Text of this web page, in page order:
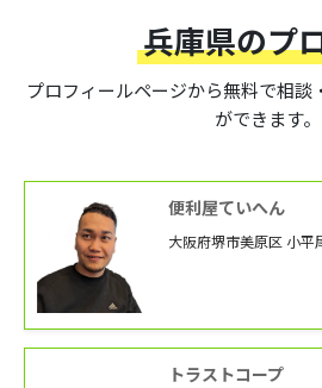
兵庫県のプ
プロフィールページから無料で相談
ができます。
便利屋ていへん
大阪府堺市美原区 小平
トラストコープ